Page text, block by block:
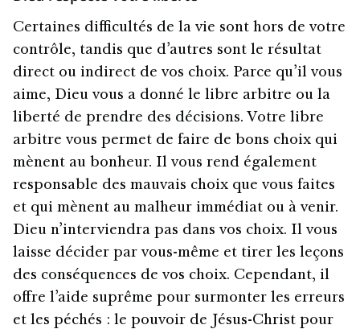
Certaines difficultés de la vie sont hors de votre
contrôle, tandis que d’autres sont le résultat
direct ou indirect de vos choix. Parce qu’il vous
aime, Dieu vous a donné le libre arbitre ou la
liberté de prendre des décisions. Votre libre
arbitre vous permet de faire de bons choix qui
mènent au bonheur. Il vous rend également
responsable des mauvais choix que vous faites
et qui mènent au malheur immédiat ou à venir.
Dieu n’interviendra pas dans vos choix. Il vous
laisse décider par vous-même et tirer les leçons
des conséquences de vos choix. Cependant, il
offre l’aide suprême pour surmonter les erreurs
et les péchés : le pouvoir de Jésus-Christ pour